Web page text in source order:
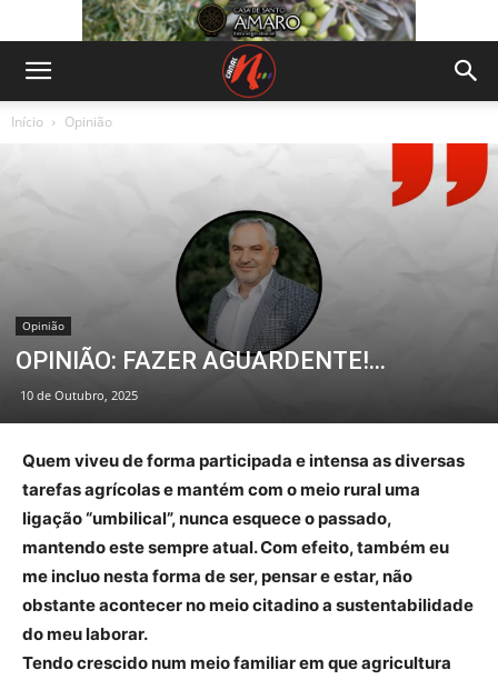
Início Opinião
Opinião
OPINIÃO: FAZER AGUARDENTE!…
10 de Outubro, 2025
Quem viveu de forma participada e intensa as diversas
tarefas agrícolas e mantém com o meio rural uma
ligação “umbilical”, nunca esquece o passado,
mantendo este sempre atual. Com efeito, também eu
me incluo nesta forma de ser, pensar e estar, não
obstante acontecer no meio citadino a sustentabilidade
do meu laborar.
Tendo crescido num meio familiar em que agricultura